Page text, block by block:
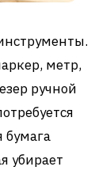
метр,
ручной
убирает